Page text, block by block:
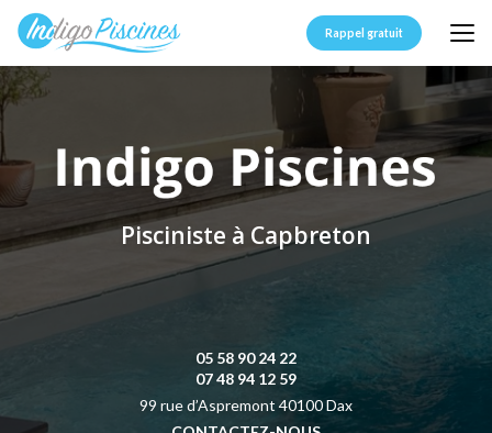
Aller
contenu
principal
Rappel gratuit
Pisciniste à Capbreton
05 58 90 24 22
07 48 94 12 59
99 rue d’Aspremont 40100 Dax